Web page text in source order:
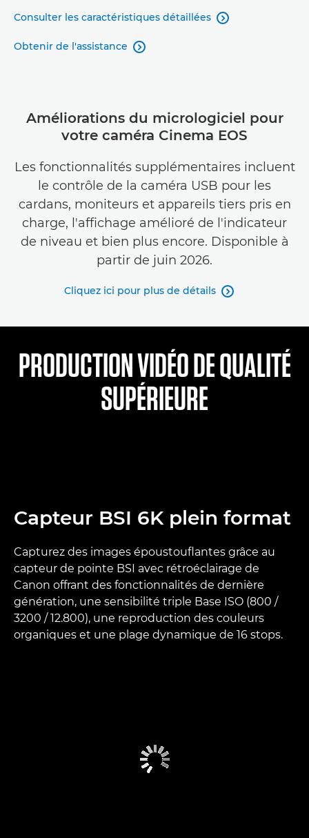
Consulter les caractéristiques détaillées 
Obtenir de l'assistance 
Améliorations du micrologiciel pour
votre caméra Cinema EOS
Les fonctionnalités supplémentaires incluent
le contrôle de la caméra USB pour les
cardans, moniteurs et appareils tiers pris en
charge, l'affichage amélioré de l'indicateur
de niveau et bien plus encore. Disponible à
partir de juin 2026.
Cliquez ici pour plus de détails 
PRODUCTION VIDÉO DE QUALITÉ
SUPÉRIEURE
Capteur BSI 6K plein format
Capturez des images époustouflantes grâce au
capteur de pointe BSI avec rétroéclairage de
Canon offrant des fonctionnalités de dernière
génération, une sensibilité triple Base ISO (800 /
3200 / 12.800), une reproduction des couleurs
organiques et une plage dynamique de 16 stops.